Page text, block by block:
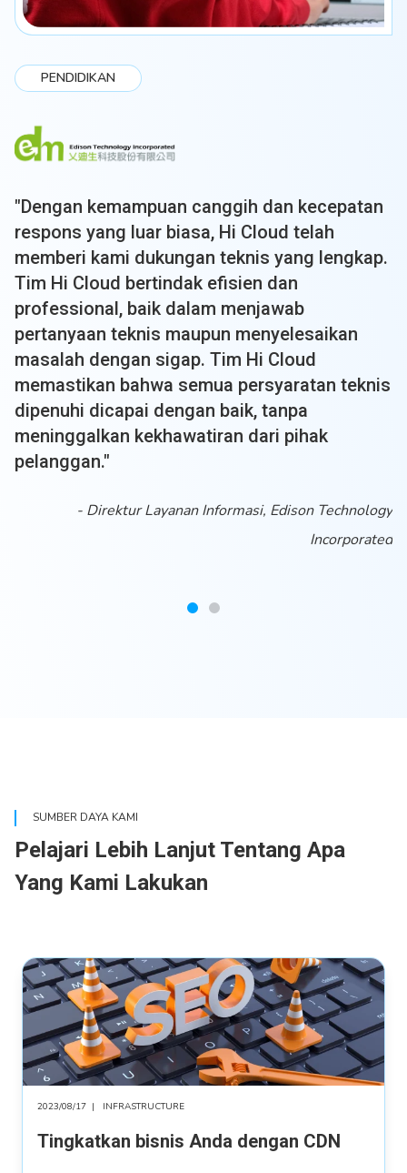
TRANSPORTASI
"Hi Cloud telah meningkatkan efisiensi
observabilitas dan solusi CDN kami secara
signifikan. Kami yakin bahwa kami dapat
bergantung pada layanan profesional dari tim
Hi Cloud untuk menyelesaikan proyek secara
andal dengan risiko minimal."
-Kepala DevSecOps dan Dukungan Produksi,
ComfortDelGro
SUMBER DAYA KAMI
Pelajari Lebih Lanjut Tentang Apa
Yang Kami Lakukan
2023/08/17 | INFRASTRUCTURE
Tingkatkan bisnis Anda dengan CDN